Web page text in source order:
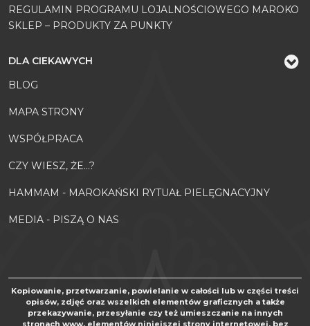
REGULAMIN PROGRAMU LOJALNOŚCIOWEGO MAROKO
SKLEP – PRODUKTY ZA PUNKTY
DLA CIEKAWYCH
BLOG
MAPA STRONY
WSPÓŁPRACA
CZY WIESZ, ŻE...?
HAMMAM - MAROKAŃSKI RYTUAŁ PIELĘGNACYJNY
MEDIA - PISZĄ O NAS
Kopiowanie, przetwarzanie, powielanie w całości lub w części treści
opisów, zdjęć oraz wszelkich elementów graficznych a także
przekazywanie, przesyłanie czy też umieszczanie na innych
stronach www. elementów niniejszej strony internetowej, bez